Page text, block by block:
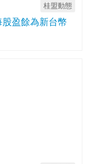
桂盟動態
盈餘為新台幣